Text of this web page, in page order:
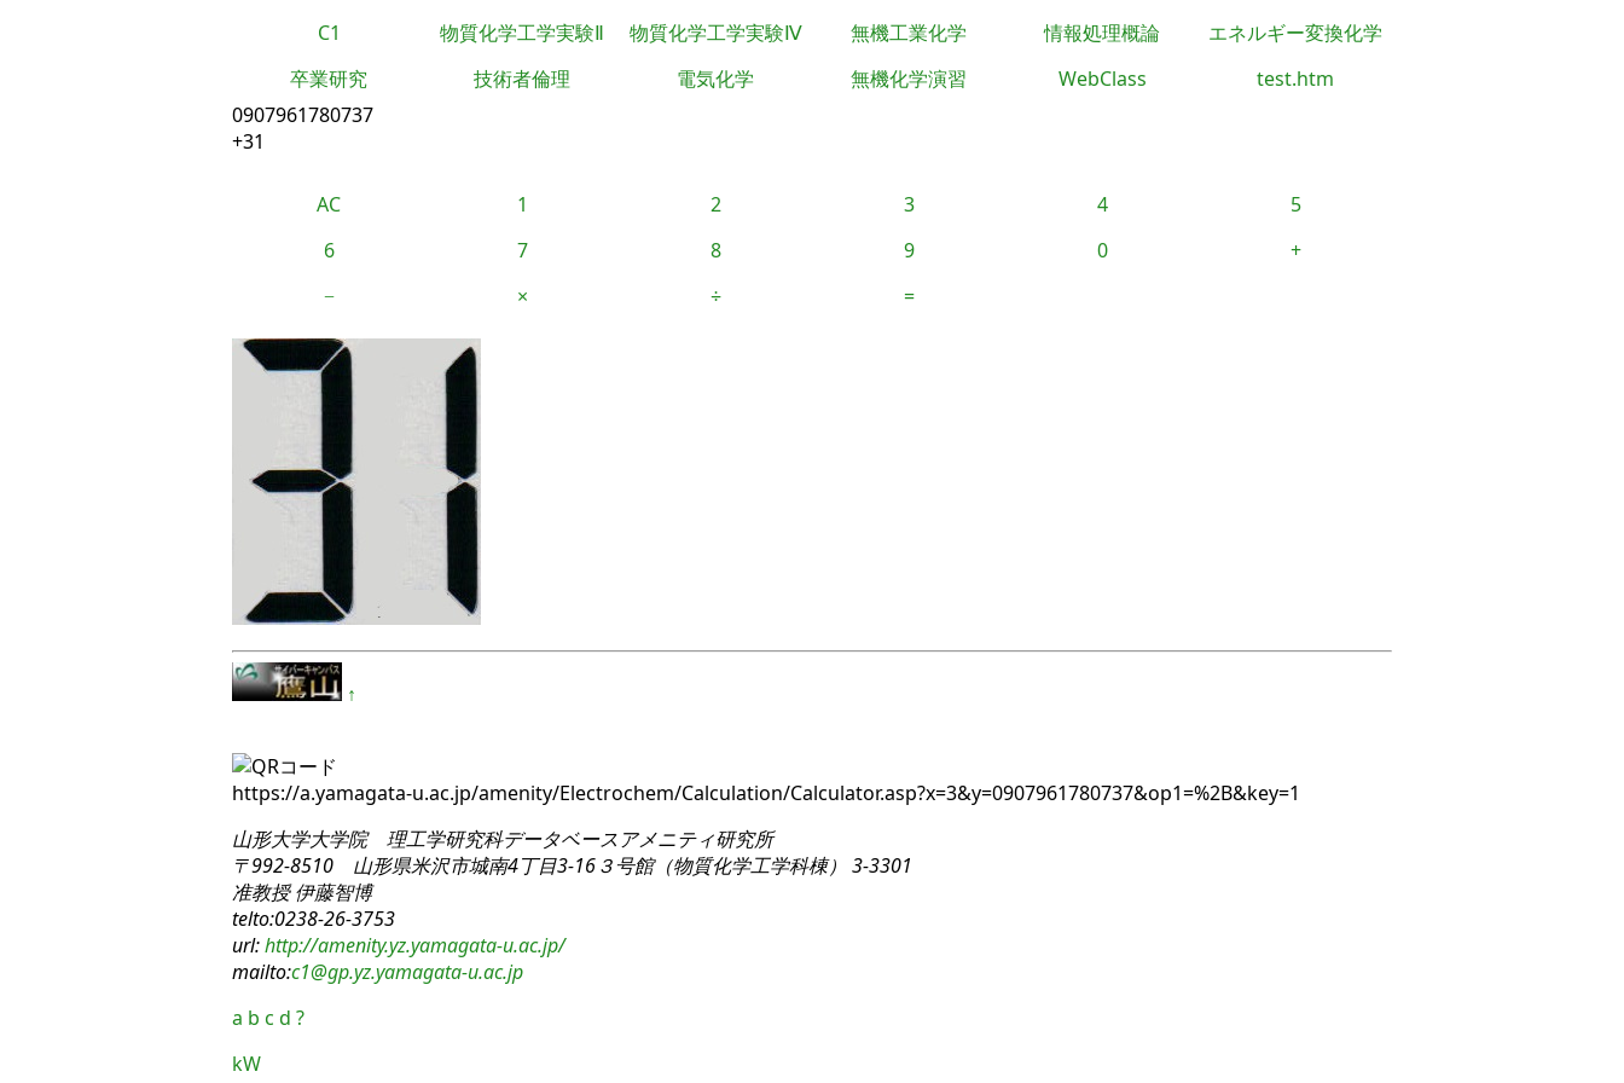
C1 物質化学工学実験Ⅱ 物質化学工学実験Ⅳ 無機工業化学 情報処理概論
エネルギー変換化学
卒業研究
技術者倫理 電気化学 無機化学演習 WebClass
test.htm
0907961780737
+31
AC 1 2 3 4
5
6
7 8 9 0
+
−
× ÷ =
↑
https://a.yamagata-u.ac.jp/amenity/Electrochem/Calculation/Calculator.asp?x=3&y=0907961780737&op1=%2B&key=1
山形大学大学院 理工学研究科データベースアメニティ研究所
〒992-8510 山形県米沢市城南4丁目3-16３号館（物質化学工学科棟） 3-3301
准教授 伊藤智博
telto:0238-26-3753
url:http://amenity.yz.yamagata-u.ac.jp/
mailto:c1@gp.yz.yamagata-u.ac.jp
a b c d ?
kW